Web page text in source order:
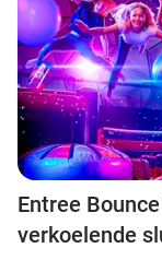
Entree
verkoelende